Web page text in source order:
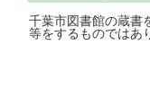
千葉市図書
等をするものではあ